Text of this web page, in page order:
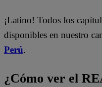
¡Latino! Todos los
disponibles en nuestro
Perú.
¿Cómo ver el